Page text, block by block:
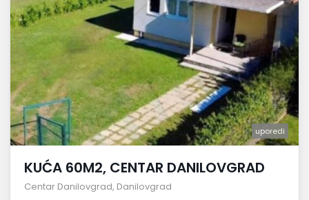
uporedi
KUĆA 60M2, CENTAR DANILOVGRAD
Centar Danilovgrad, Danilovgrad